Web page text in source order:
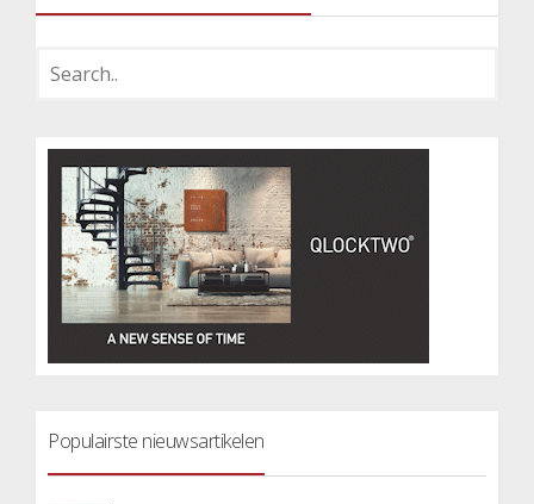
Populairste nieuwsartikelen